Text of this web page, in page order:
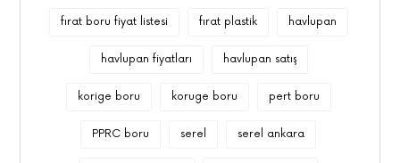
fırat boru fiyat listesi fırat plastik havlupan
havlupan fiyatları havlupan satış
korige boru koruge boru pert boru
PPRC boru serel serel ankara